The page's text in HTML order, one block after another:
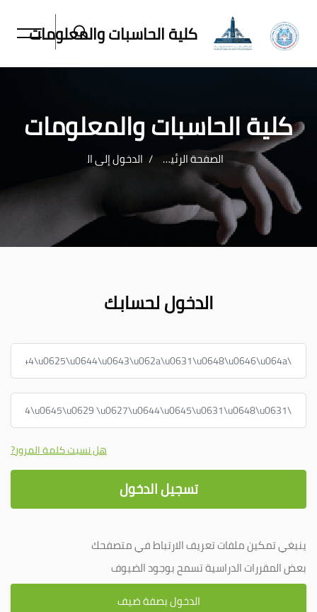
كلية الحاسبات والمعلومات
كلية الحاسبات والمعلومات
الصفحة الرئيسية الدخول إلى الموقع
الدخول لحسابك
اسم المُستخدم أو البريد الإلكتروني
كلمة المرور
هل نسيت كلمة المرور?
تسجيل الدخول
ينبغي تمكين ملفات تعريف الارتباط في متصفحك
بعض المقررات الدراسية تسمح بوجود الضيوف
الدخول بصفة ضيف